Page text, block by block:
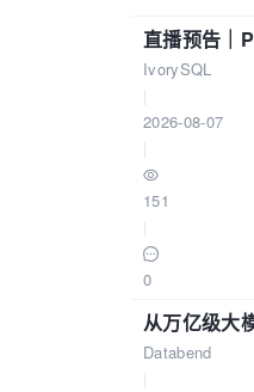
直播预告｜
IvorySQL
2026-08-07
151
0
从万亿级大
Databend